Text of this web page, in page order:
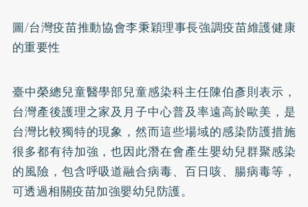
圖/台灣疫苗推動協會李秉穎理事長強調疫苗維護健康
的重要性
臺中榮總兒童醫學部兒童感染科主任陳伯彥則表示，
台灣產後護理之家及月子中心普及率遠高於歐美，是
台灣比較獨特的現象，然而這些場域的感染防護措施
很多都有待加強，也因此潛在會產生嬰幼兒群聚感染
的風險，包含呼吸道融合病毒、百日咳、腸病毒等，
可透過相關疫苗加強嬰幼兒防護。